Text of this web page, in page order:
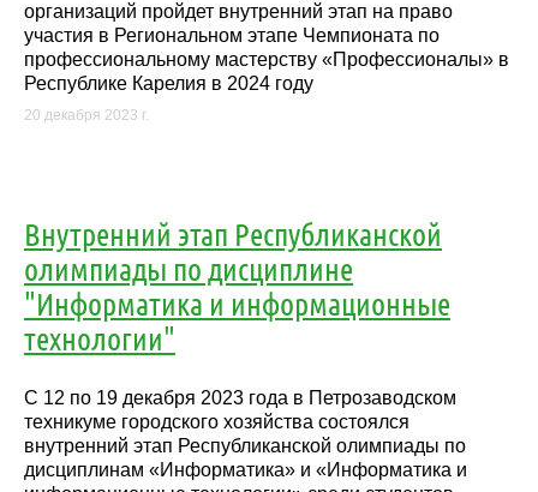
организаций пройдет внутренний этап на право
участия в Региональном этапе Чемпионата по
профессиональному мастерству «Профессионалы» в
Республике Карелия в 2024 году
20 декабря 2023 г.
Внутренний этап Республиканской
олимпиады по дисциплине
"Информатика и информационные
технологии"
С 12 по 19 декабря 2023 года в Петрозаводском
техникуме городского хозяйства состоялся
внутренний этап Республиканской олимпиады по
дисциплинам «Информатика» и «Информатика и